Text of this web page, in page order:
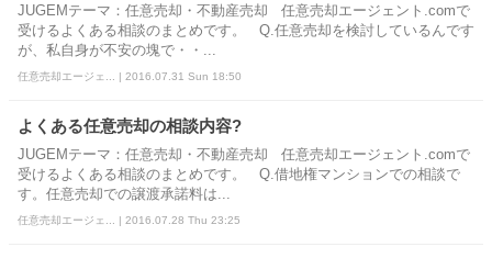
JUGEMテーマ：任意売却・不動産売却 任意売却エージェント.comで
受けるよくある相談のまとめです。 Q.任意売却を検討しているんです
が、私自身が不安の塊で・・...
任意売却エージェ... | 2016.07.31 Sun 18:50
よくある任意売却の相談内容?
JUGEMテーマ：任意売却・不動産売却 任意売却エージェント.comで
受けるよくある相談のまとめです。 Q.借地権マンションでの相談で
す。任意売却での譲渡承諾料は...
任意売却エージェ... | 2016.07.28 Thu 23:25